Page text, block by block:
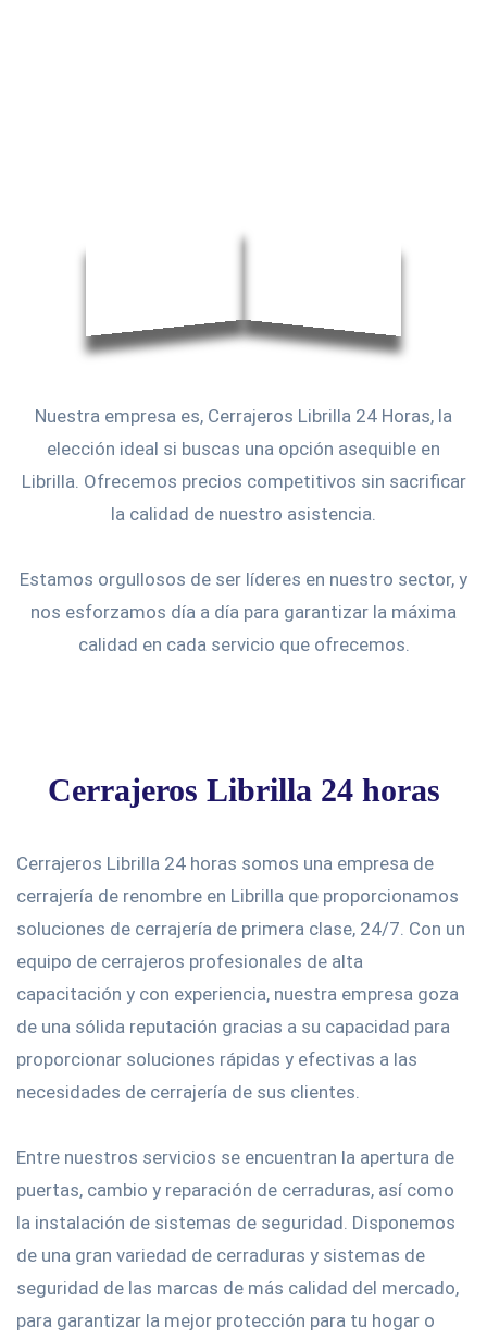
Nuestra empresa es, Cerrajeros Librilla 24 Horas, la
elección ideal si buscas una opción asequible en
Librilla. Ofrecemos precios competitivos sin sacrificar
la calidad de nuestro asistencia.
Estamos orgullosos de ser líderes en nuestro sector, y
nos esforzamos día a día para garantizar la máxima
calidad en cada servicio que ofrecemos.
Cerrajeros Librilla 24 horas
Cerrajeros Librilla 24 horas somos una empresa de
cerrajería de renombre en Librilla que proporcionamos
soluciones de cerrajería de primera clase, 24/7. Con un
equipo de cerrajeros profesionales de alta
capacitación y con experiencia, nuestra empresa goza
de una sólida reputación gracias a su capacidad para
proporcionar soluciones rápidas y efectivas a las
necesidades de cerrajería de sus clientes.
Entre nuestros servicios se encuentran la apertura de
puertas, cambio y reparación de cerraduras, así como
la instalación de sistemas de seguridad. Disponemos
de una gran variedad de cerraduras y sistemas de
seguridad de las marcas de más calidad del mercado,
para garantizar la mejor protección para tu hogar o